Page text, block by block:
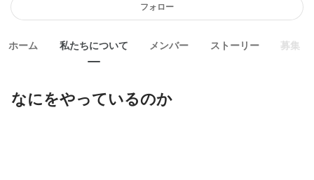
フォロー
ホーム 私たちについて メンバー ストーリー 募集
なにをやっているのか